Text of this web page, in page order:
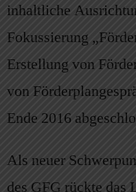
inhaltliche
Fokussierung
Erstellung von
von
Ende 2016
Als neuer
des GFG rückte das